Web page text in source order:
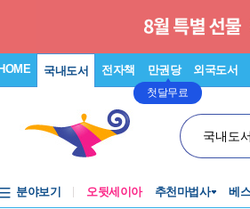
HOME 국내도서 전자책 만권당
첫달무료
외국도서
국내도
분야보기 오뒷세이아 추천마법사 베